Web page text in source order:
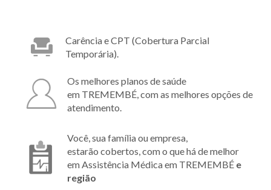
Carência e CPT (Cobertura Parcial
Temporária).
Os melhores planos de saúde
em TREMEMBÉ, com as melhores opções de
atendimento.
Você, sua família ou empresa,
estarão cobertos, com o que há de melhor
em Assistência Médica em TREMEMBÉ e
região